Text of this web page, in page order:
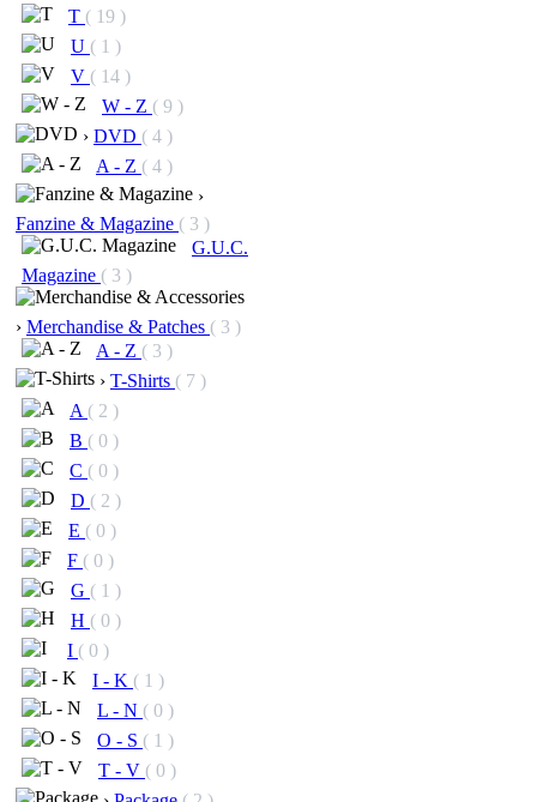
T ( 19 )
U ( 1 )
V ( 14 )
W - Z ( 9 )
› DVD ( 4 )
A - Z ( 4 )
›
Fanzine & Magazine ( 3 )
G.U.C.
Magazine ( 3 )
› Merchandise & Patches ( 3 )
A - Z ( 3 )
› T-Shirts ( 7 )
A ( 2 )
B ( 0 )
C ( 0 )
D ( 2 )
E ( 0 )
F ( 0 )
G ( 1 )
H ( 0 )
I ( 0 )
I - K ( 1 )
L - N ( 0 )
O - S ( 1 )
T - V ( 0 )